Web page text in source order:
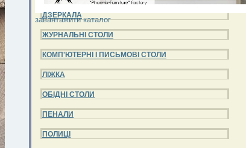
ДЗЕРКАЛА
ЖУРНАЛЬНІ СТОЛИ
КОМП'ЮТЕРНІ І ПИСЬМОВІ СТОЛИ
ЛІЖКА
ОБІДНІ СТОЛИ
ПЕНАЛИ
ПОЛИЦІ
завантажити каталог